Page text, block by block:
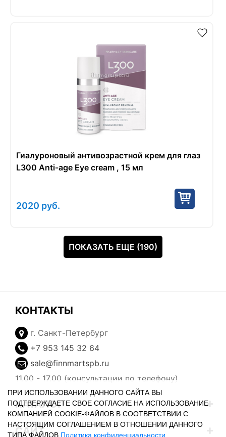
Гиалуроновый антивозрастной крем для глаз
L300 Anti-age Eye cream , 15 мл
2020 руб.
ПОКАЗАТЬ ЕЩЕ (190)
КОНТАКТЫ
г. Санкт-Петербург
+7 953 145 32 64
sale@finnmartspb.ru
11.00 - 17.00 (консультации по телефону)
КАТАЛОГ
САЙТ
ПРИ ИСПОЛЬЗОВАНИИ ДАННОГО САЙТА ВЫ
ПОДТВЕРЖДАЕТЕ СВОЕ СОГЛАСИЕ НА ИСПОЛЬЗОВАНИЕ
КОМПАНИЕЙ COOKIE-ФАЙЛОВ В СООТВЕТСТВИИ С
НАСТОЯЩИМ СОГЛАШЕНИЕМ В ОТНОШЕНИИ ДАННОГО
ТИПА ФАЙЛОВ Политика конфиденциальности